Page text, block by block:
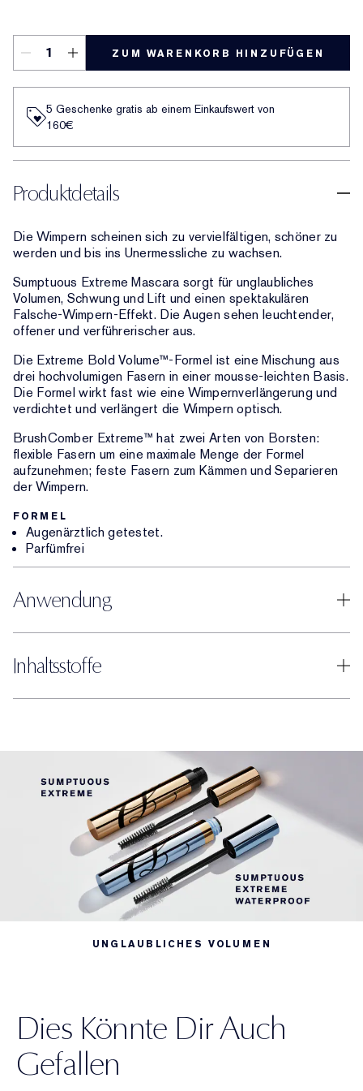
ZUM WARENKORB HINZUFÜGEN
5 Geschenke gratis ab einem Einkaufswert von
160€​
Produktdetails
Die Wimpern scheinen sich zu vervielfältigen, schöner zu
werden und bis ins Unermessliche zu wachsen.
Sumptuous Extreme Mascara sorgt für unglaubliches
Volumen, Schwung und Lift und einen spektakulären
Falsche-Wimpern-Effekt. Die Augen sehen leuchtender,
offener und verführerischer aus.
Die Extreme Bold Volume™-Formel ist eine Mischung aus
drei hochvolumigen Fasern in einer mousse-leichten Basis.
Die Formel wirkt fast wie eine Wimpernverlängerung und
verdichtet und verlängert die Wimpern optisch.
BrushComber Extreme™ hat zwei Arten von Borsten:
flexible Fasern um eine maximale Menge der Formel
aufzunehmen; feste Fasern zum Kämmen und Separieren
der Wimpern.
FORMEL
Augenärztlich getestet.
Parfümfrei
Anwendung
Inhaltsstoffe
UNGLAUBLICHES VOLUMEN
Dies Könnte Dir Auch
Gefallen